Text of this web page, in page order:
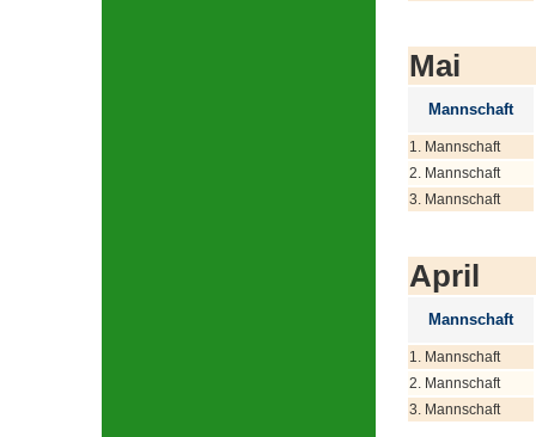
Mai
Mannschaft
1. Mannschaft
2. Mannschaft
3. Mannschaft
April
Mannschaft
1. Mannschaft
2. Mannschaft
3. Mannschaft